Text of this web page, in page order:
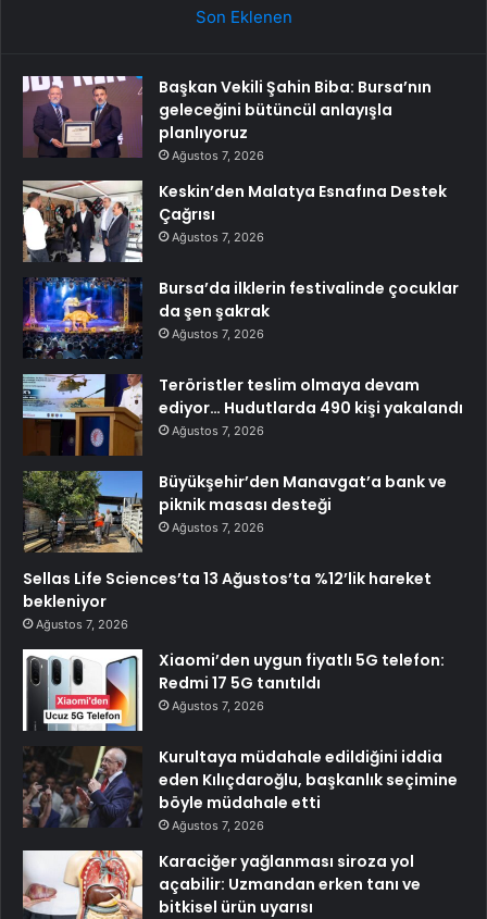
Son Eklenen
Başkan Vekili Şahin Biba: Bursa’nın
geleceğini bütüncül anlayışla
planlıyoruz
Ağustos 7, 2026
Keskin’den Malatya Esnafına Destek
Çağrısı
Ağustos 7, 2026
Bursa’da ilklerin festivalinde çocuklar
da şen şakrak
Ağustos 7, 2026
Teröristler teslim olmaya devam
ediyor… Hudutlarda 490 kişi yakalandı
Ağustos 7, 2026
Büyükşehir’den Manavgat’a bank ve
piknik masası desteği
Ağustos 7, 2026
Sellas Life Sciences’ta 13 Ağustos’ta %12’lik hareket
bekleniyor
Ağustos 7, 2026
Xiaomi’den uygun fiyatlı 5G telefon:
Redmi 17 5G tanıtıldı
Ağustos 7, 2026
Kurultaya müdahale edildiğini iddia
eden Kılıçdaroğlu, başkanlık seçimine
böyle müdahale etti
Ağustos 7, 2026
Karaciğer yağlanması siroza yol
açabilir: Uzmandan erken tanı ve
bitkisel ürün uyarısı